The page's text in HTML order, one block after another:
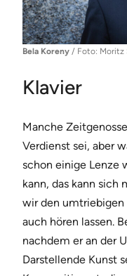
Bela Koreny / Foto: Moritz
Klavier
Manche
Verdienst sei, aber
schon einige Lenze
kann, das kann sich
wir den umtriebigen
auch hören lassen.
nachdem er an der
Darstellende Kunst